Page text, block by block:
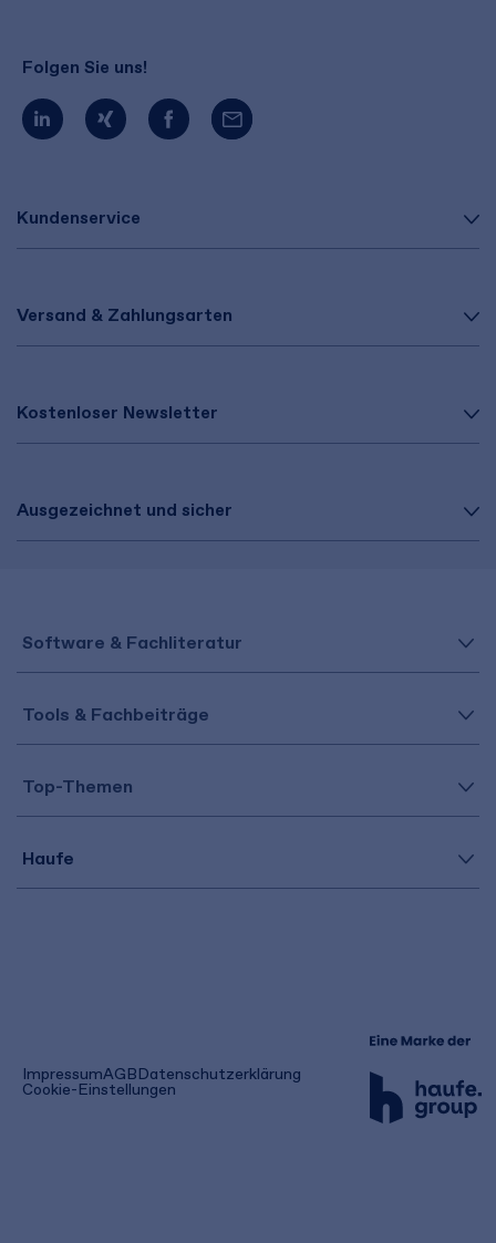
Kundenservice
Versand & Zahlungsarten
Kostenloser Newsletter
Ausgezeichnet und sicher
Folgen Sie uns!
Software & Fachliteratur
Tools & Fachbeiträge
Top-Themen
Haufe
ImpressumAGB(öffnet
in
einem
Datenschutzerklärung
Cookie-Einstellungen